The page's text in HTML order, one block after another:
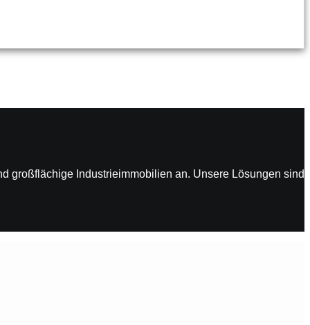
großflächige Industrieimmobilien an. Unsere Lösungen sind